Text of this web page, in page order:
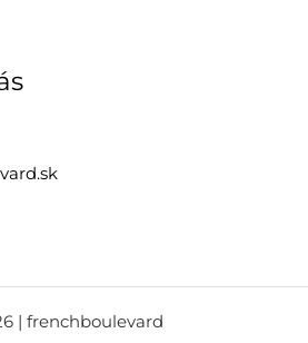
| frenchboulevard